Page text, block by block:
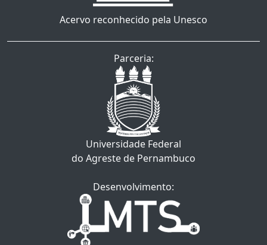
Acervo reconhecido pela Unesco
Parceria:
Universidade Federal
do Agreste de Pernambuco
Desenvolvimento: